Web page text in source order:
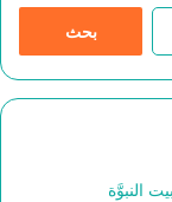
:
النبوَّة